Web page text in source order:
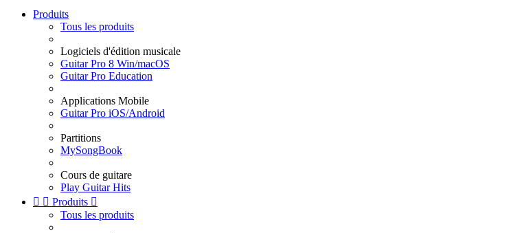
Produits
Tous les produits
Logiciels d'édition musicale
Guitar Pro 8 Win/macOS
Guitar Pro Education
Applications Mobile
Guitar Pro iOS/Android
Partitions
MySongBook
Cours de guitare
Play Guitar Hits
  Produits 
Tous les produits